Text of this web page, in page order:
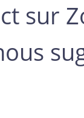
sur